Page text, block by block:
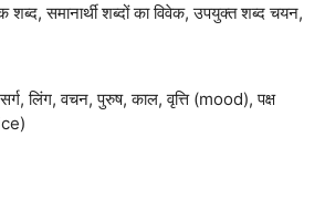
शब्द, समानार्थी शब्दों का विवेक, उपयुक्त शब्द चयन,
लिंग, वचन, पुरुष, काल, वृत्ति (mood), पक्ष